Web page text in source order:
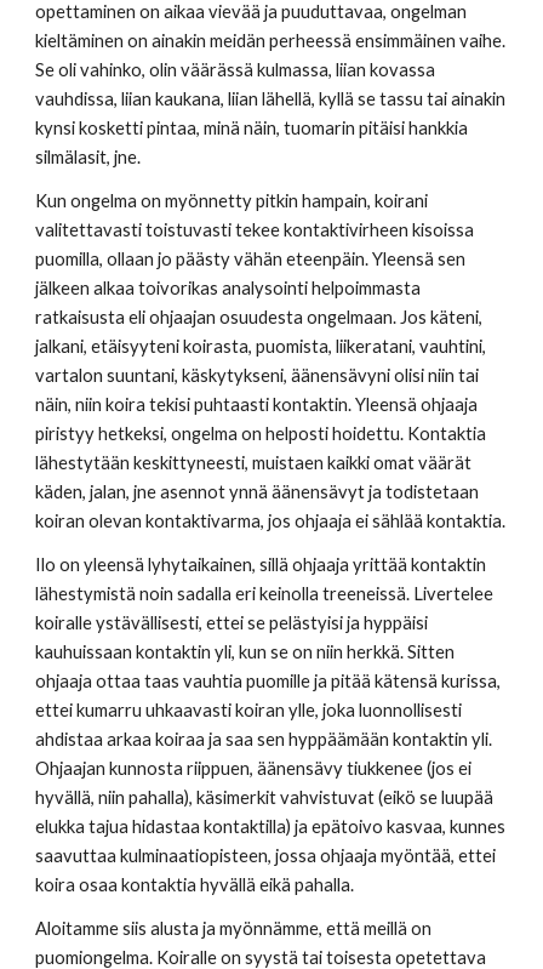
opettaminen on aikaa vievää ja puuduttavaa, ongelman
kieltäminen on ainakin meidän perheessä ensimmäinen vaihe.
Se oli vahinko, olin väärässä kulmassa, liian kovassa
vauhdissa, liian kaukana, liian lähellä, kyllä se tassu tai ainakin
kynsi kosketti pintaa, minä näin, tuomarin pitäisi hankkia
silmälasit, jne.
Kun ongelma on myönnetty pitkin hampain, koirani
valitettavasti toistuvasti tekee kontaktivirheen kisoissa
puomilla, ollaan jo päästy vähän eteenpäin. Yleensä sen
jälkeen alkaa toivorikas analysointi helpoimmasta
ratkaisusta eli ohjaajan osuudesta ongelmaan. Jos käteni,
jalkani, etäisyyteni koirasta, puomista, liikeratani, vauhtini,
vartalon suuntani, käskytykseni, äänensävyni olisi niin tai
näin, niin koira tekisi puhtaasti kontaktin. Yleensä ohjaaja
piristyy hetkeksi, ongelma on helposti hoidettu. Kontaktia
lähestytään keskittyneesti, muistaen kaikki omat väärät
käden, jalan, jne asennot ynnä äänensävyt ja todistetaan
Ilo on yleensä lyhytaikainen, sillä ohjaaja yrittää kontaktin
lähestymistä noin sadalla eri keinolla treeneissä. Livertelee
koiralle ystävällisesti, ettei se pelästyisi ja hyppäisi
kauhuissaan kontaktin yli, kun se on niin herkkä. Sitten
ohjaaja ottaa taas vauhtia puomille ja pitää kätensä kurissa,
ettei kumarru uhkaavasti koiran ylle, joka luonnollisesti
ahdistaa arkaa koiraa ja saa sen hyppäämään kontaktin yli.
Ohjaajan kunnosta riippuen, äänensävy tiukkenee (jos ei
hyvällä, niin pahalla), käsimerkit vahvistuvat (eikö se luupää
elukka tajua hidastaa kontaktilla) ja epätoivo kasvaa, kunnes
saavuttaa kulminaatiopisteen, jossa ohjaaja myöntää, ettei
koira osaa kontaktia hyvällä eikä pahalla.
Aloitamme siis alusta ja myönnämme, että meillä on
puomiongelma. Koiralle on syystä tai toisesta opetettava